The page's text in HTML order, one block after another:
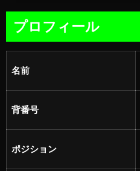
プロフィール
名前
背番号
ポジション